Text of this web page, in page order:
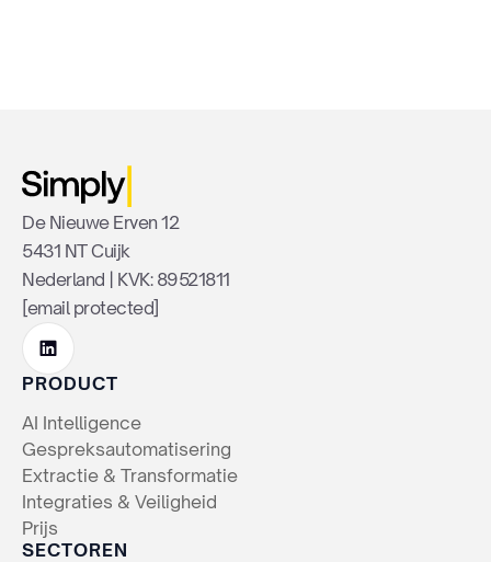
De Nieuwe Erven 12
5431 NT Cuijk
Nederland | KVK: 89521811
[email protected]
PRODUCT
AI Intelligence
Gespreksautomatisering
Extractie & Transformatie
Integraties & Veiligheid
Prijs
SECTOREN